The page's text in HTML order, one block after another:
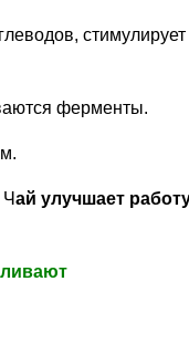
ферменты.
ай улучшает